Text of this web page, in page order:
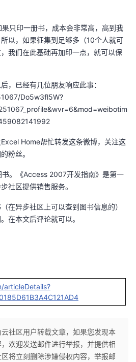
只印一册书，成本会非常高，高到我
以，如果征集到足够多（10个人就可
我们在此基础再加印一点，就可以保
，已经有几位朋友响应此事：
Do5w3fl5W?
Home帮忙转发这条微博，关注这
粉丝。
书。《Access 2007开发指南》是第一
社区提供销售服务。
在异步社区上可以查到图书信息的）
在本文后评论就可以。
articleDetails?
云社区用户转载文章，如果您发现本
欢迎发送邮件进行举报，并提供相
将立刻删除涉嫌侵权内容，举报邮